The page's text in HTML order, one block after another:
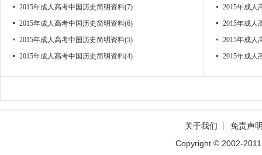
2015年成人高考中国历史简明资料(7)
2015年成人高考中国历史简明资料(6)
2015年成人高考中国历史简明资料(5)
2015年成人高考中国历史简明资料(4)
2015年成人
2015年成人
2015年成人
2015年成人
关于我们 ┊ 免责声
Copyright © 2002-